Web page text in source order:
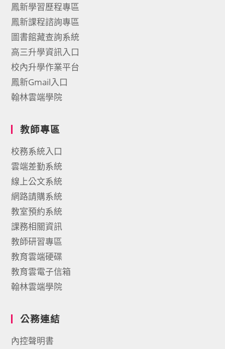
鳳新學習歷程專區
鳳新課程諮詢專區
圖書館藏查詢系統
高三升學資訊入口
校內升學作業平台
鳳新Gmail入口
翰林雲端學院
教師專區
校務系統入口
雲端差勤系統
線上公文系統
網路請購系統
教室預約系統
課務相關資訊
教師研習專區
教育雲端硬碟
教育雲電子信箱
翰林雲端學院
公務連結
內控聲明書